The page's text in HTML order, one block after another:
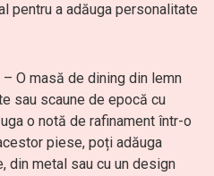
pentru a adăuga personalitate
– O masă de dining din lemn
sau scaune de epocă cu
o notă de rafinament într-o
piese, poți adăuga
din metal sau cu un design